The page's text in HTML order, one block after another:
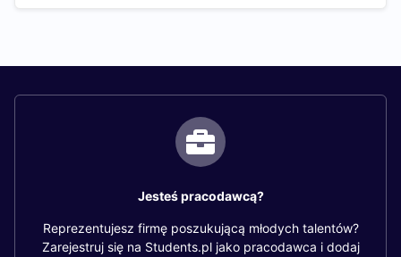
Jesteś pracodawcą?
Reprezentujesz firmę poszukującą młodych talentów?
Zarejestruj się na Students.pl jako pracodawca i dodaj